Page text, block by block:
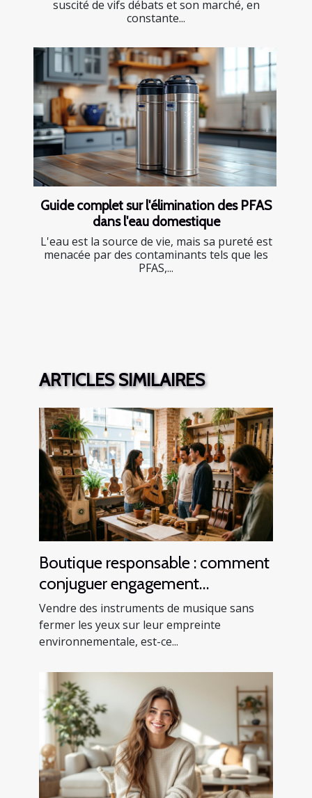
suscité de vifs débats et son marché, en
constante...
Guide complet sur l'élimination des PFAS
dans l'eau domestique
L'eau est la source de vie, mais sa pureté est
menacée par des contaminants tels que les
PFAS,...
ARTICLES SIMILAIRES
Boutique responsable : comment
conjuguer engagement
écologique et vente
d’instruments
Vendre des instruments de musique sans
fermer les yeux sur leur empreinte
environnementale, est-ce...